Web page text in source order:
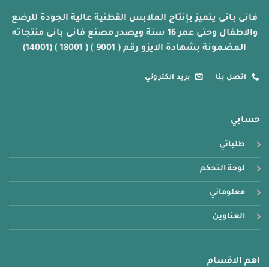
فانى بانى يتميز بإنتاج الملابس القطنية عالية الجودة للرضع
والاطفال وحتى عمر 16 سنة ويصدر مصنع فانى بانى منتجاته
المضمونة بشهادة الايزو رقم ( 9001 ) ( 18001 ) (14001)
اتصل بنا بريد الكتروني
حسابي
طلباتي
لوحة التحكم
معلوماتي
العناوين
اهم الاقسام